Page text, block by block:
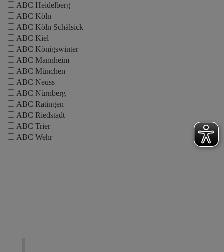
ABC Heidelberg
ABC Köln
ABC Köln Schälsick
ABC Kiel
ABC Königswinter
ABC Mannheim
ABC München
ABC Neuss
ABC Nürnberg
ABC Ratingen
ABC Riedstadt
ABC Trier
ABC Wehr